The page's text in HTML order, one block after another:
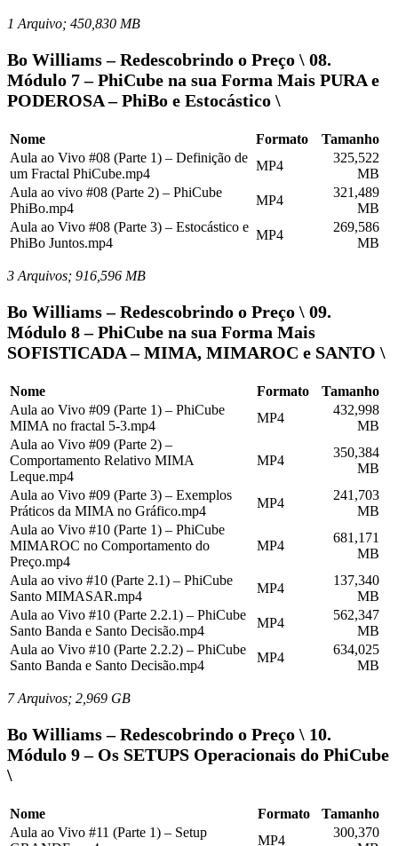
1 Arquivo; 450,830 MB
Bo Williams – Redescobrindo o Preço \ 08.
Módulo 7 – PhiCube na sua Forma Mais PURA e
PODEROSA – PhiBo e Estocástico \
Nome Formato
Tamanho
Aula ao Vivo #08 (Parte 1) – Definição de
um Fractal PhiCube.mp4
MP4
325,522
MB
Aula ao vivo #08 (Parte 2) – PhiCube
PhiBo.mp4
MP4
321,489
MB
Aula ao Vivo #08 (Parte 3) – Estocástico e
PhiBo Juntos.mp4
MP4
269,586
MB
3 Arquivos; 916,596 MB
Bo Williams – Redescobrindo o Preço \ 09.
Módulo 8 – PhiCube na sua Forma Mais
SOFISTICADA – MIMA, MIMAROC e SANTO \
Nome Formato
Tamanho
Aula ao Vivo #09 (Parte 1) – PhiCube
MIMA no fractal 5-3.mp4
MP4
432,998
MB
Aula ao Vivo #09 (Parte 2) –
Comportamento Relativo MIMA
Leque.mp4
MP4
350,384
MB
Aula ao Vivo #09 (Parte 3) – Exemplos
Práticos da MIMA no Gráfico.mp4
MP4
241,703
MB
Aula ao Vivo #10 (Parte 1) – PhiCube
MIMAROC no Comportamento do
Preço.mp4
MP4
681,171
MB
Aula ao vivo #10 (Parte 2.1) – PhiCube
Santo MIMASAR.mp4
MP4
137,340
MB
Aula ao Vivo #10 (Parte 2.2.1) – PhiCube
Santo Banda e Santo Decisão.mp4
MP4
562,347
MB
Aula ao Vivo #10 (Parte 2.2.2) – PhiCube
Santo Banda e Santo Decisão.mp4
MP4
634,025
MB
7 Arquivos; 2,969 GB
Bo Williams – Redescobrindo o Preço \ 10.
Módulo 9 – Os SETUPS Operacionais do PhiCube
\
Nome Formato
Tamanho
Aula ao Vivo #11 (Parte 1) – Setup
MP4
300,370